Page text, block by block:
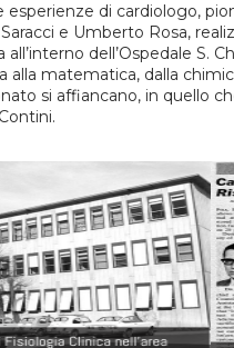
esperienze di cardiologo,
e Umberto Rosa,
dell’Ospedale S.
matematica, dalla
si affiancano, in quello